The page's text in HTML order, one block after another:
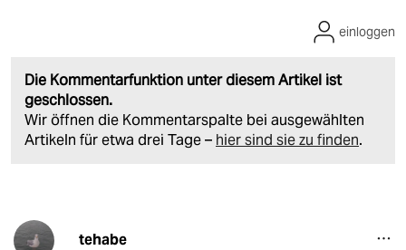
Die Kommentarfunktion unter diesem Artikel ist
geschlossen.
Wir öffnen die Kommentarspalte bei ausgewählten
Artikeln für etwa drei Tage – hier sind sie zu finden.
einloggen
tehabe